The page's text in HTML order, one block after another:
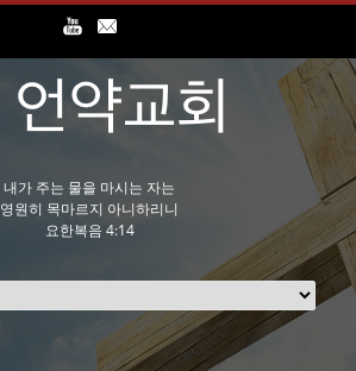
내가 주는 물을 마시는 자는
영원히 목마르지 아니하리니
요한복음 4:14